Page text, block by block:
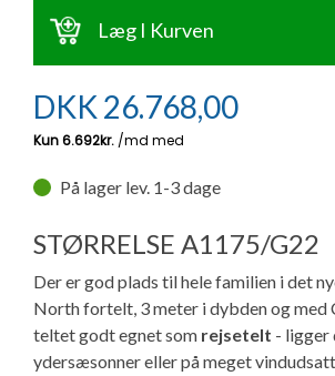
Ny campingvogn - godt at vide
Finansiering af campingvogn
Forsikring af campingvogn
Brugte telte og udstyr
Isabella fortelte
Isabella Lufttelte
Gas-komfort i din
E-trailer kontrol- og
3 spændende ideer til
GRØN Virksomhed
Tuxer måleskemaer
Klagemuligheder
Konkurrenceregler
Handelsbetingelser -
Læg I Kurven
DKK 26.768,00
På lager lev. 1-3 dage
STØRRELSE A1175/G22
Der er god plads til hele familien i det
North fortelt, 3 meter i dybden og med
teltet godt egnet som rejsetelt - ligger
ydersæsonner eller på meget